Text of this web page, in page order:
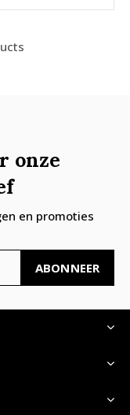
onze
en promoties
ABONNEER